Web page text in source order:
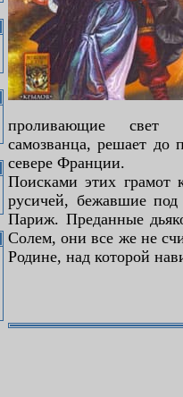
проливающие свет
самозванца, решает до
севере Франции.
Поисками этих грамот
русичей, бежавшие
Париж. Преданные
Солем, они все же не
Родине, над которой